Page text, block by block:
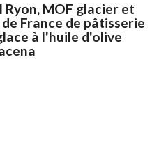
Ryon, MOF glacier et
France de pâtisserie
à l'huile d'olive